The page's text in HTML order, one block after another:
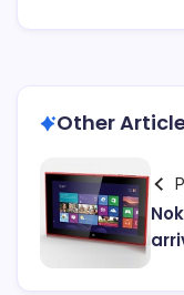
Other